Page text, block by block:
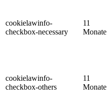
cookielawinfo-
checkbox-necessary
11
Monate
cookielawinfo-
checkbox-others
11
Monate